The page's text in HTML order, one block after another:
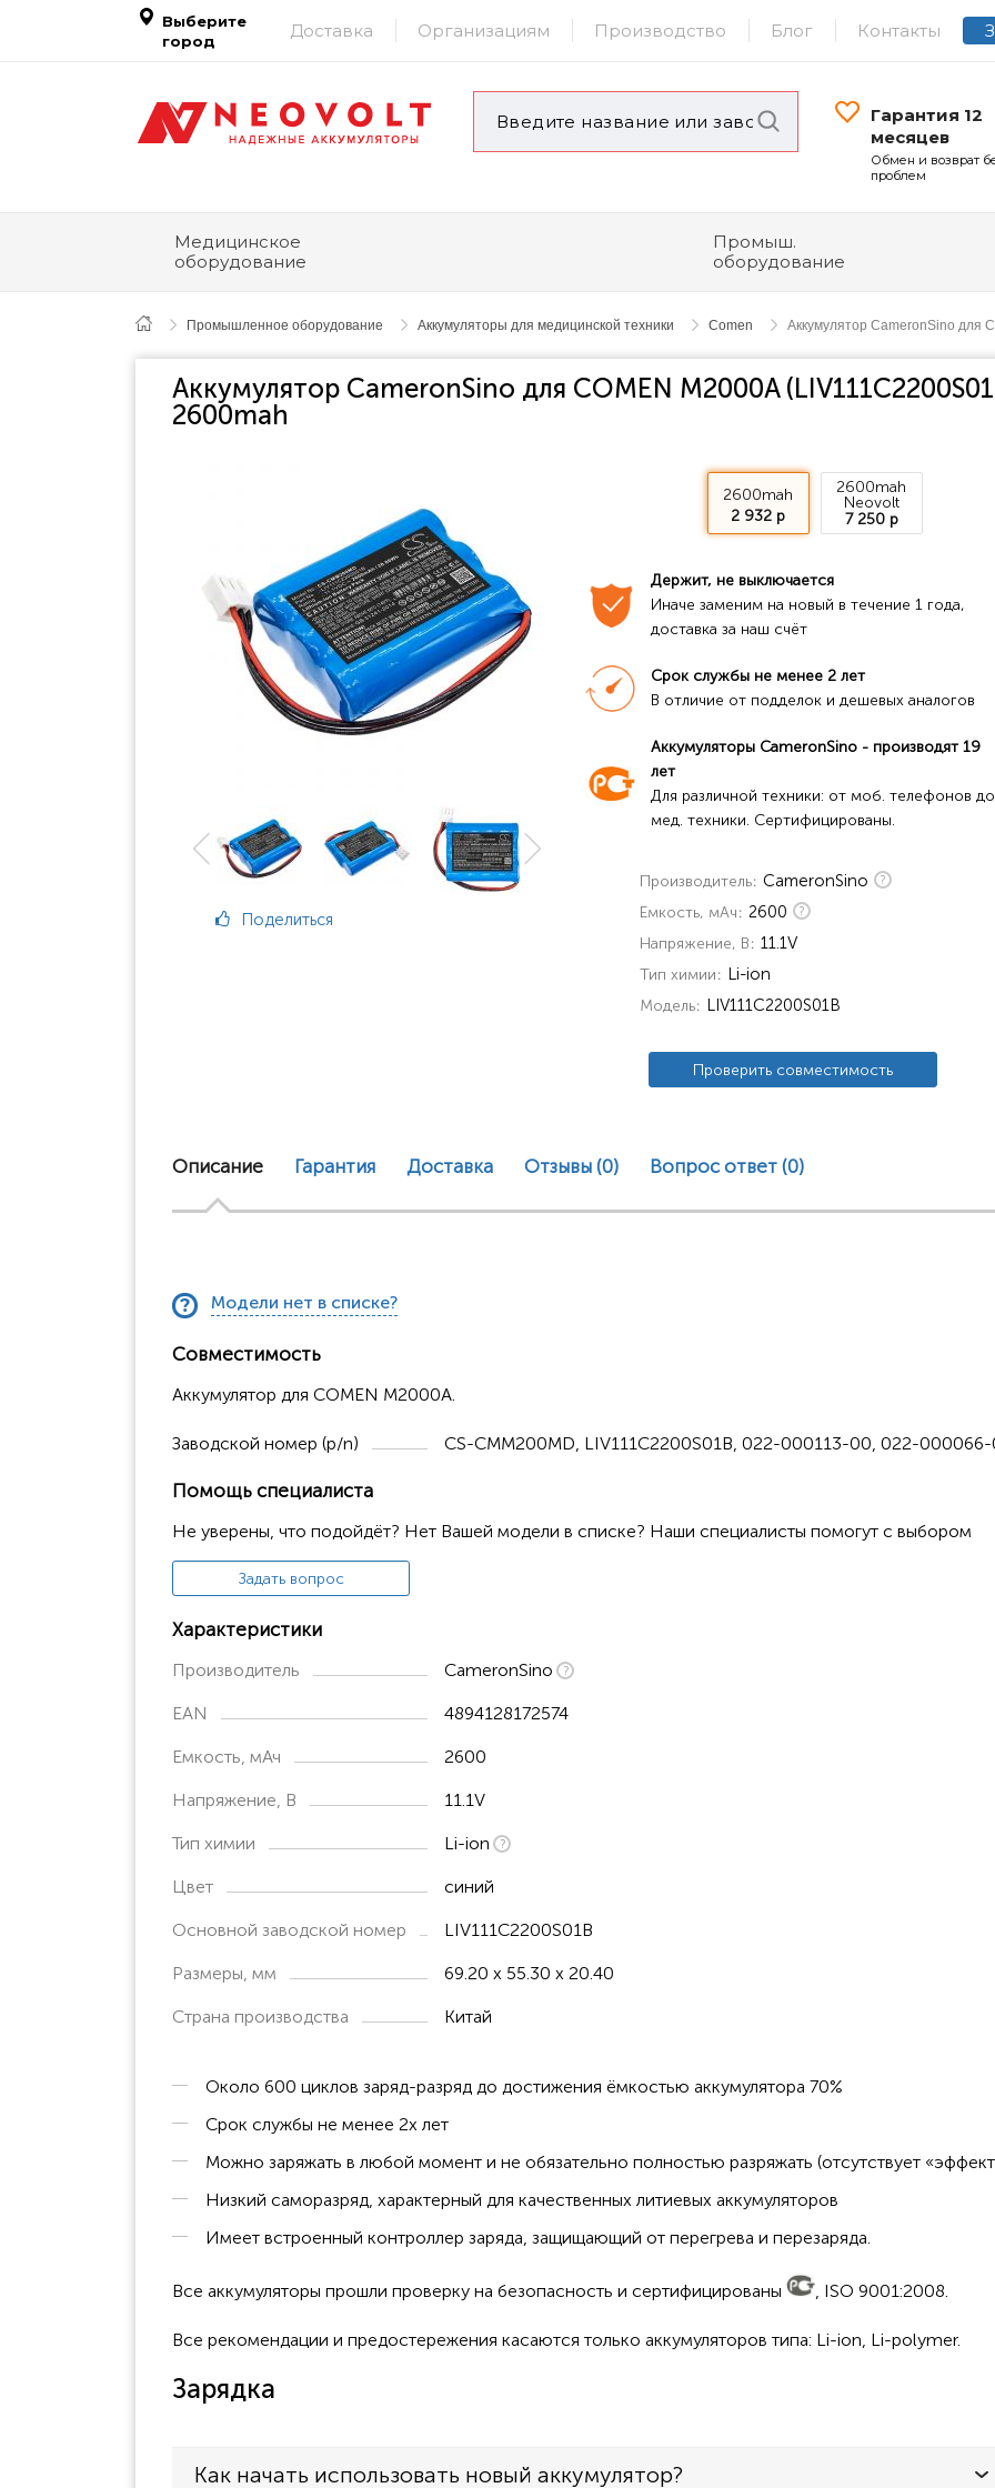
Выберите
город
Доставка Организациям Производство Блог Контакты
Гарантия 12
месяцев
Обмен и возврат
проблем
Медицинское
оборудование
Промыш.
оборудование
Промышленное оборудование Аккумуляторы для медицинской техники Comen Аккумулятор CameronSino для
Аккумулятор CameronSino для COMEN M2000A
2600mah
Поделиться
2600mah
2 932 р
2600mah
Neovolt
7 250 р
Держит, не выключается
Иначе заменим на новый в течение 1 года,
доставка за наш счёт
Срок службы не менее 2 лет
В отличие от подделок и дешевых аналогов
Аккумуляторы CameronSino - производят 19
лет
Для различной техники: от моб. телефонов до
мед. техники. Сертифицированы.
Производитель CameronSino
Емкость, мАч 2600
Напряжение, В 11.1V
Тип химии Li-ion
Модель LIV111C2200S01B
Проверить совместимость
Описание Гарантия Доставка Отзывы (0) Вопрос ответ (0)
Модели нет в списке?
Совместимость
Аккумулятор для COMEN M2000A.
Заводской номер (p/n) CS-CMM200MD, LIV111C2200S01B, 022-000113-00, 022-
Помощь специалиста
Не уверены, что подойдёт? Нет Вашей модели в списке? Наши специалисты помогут с выбором
Задать вопрос
Характеристики
Производитель CameronSino
EAN 4894128172574
Емкость, мАч 2600
Напряжение, В 11.1V
Тип химии Li-ion
Цвет синий
Основной заводской номер LIV111C2200S01B
Размеры, мм 69.20 x 55.30 x 20.40
Страна производства Китай
Около 600 циклов заряд-разряд до достижения ёмкостью аккумулятора 70%
Срок службы не менее 2х лет
Можно заряжать в любой момент и не обязательно полностью разряжать (отсутствует
Низкий саморазряд, характерный для качественных литиевых аккумуляторов
Имеет встроенный контроллер заряда, защищающий от перегрева и перезаряда.
Все аккумуляторы прошли проверку на безопасность и сертифицированы , ISO 9001:2008.
Все рекомендации и предостережения касаются только аккумуляторов типа: Li-ion, Li-polymer.
Зарядка
Как начать использовать новый аккумулятор?